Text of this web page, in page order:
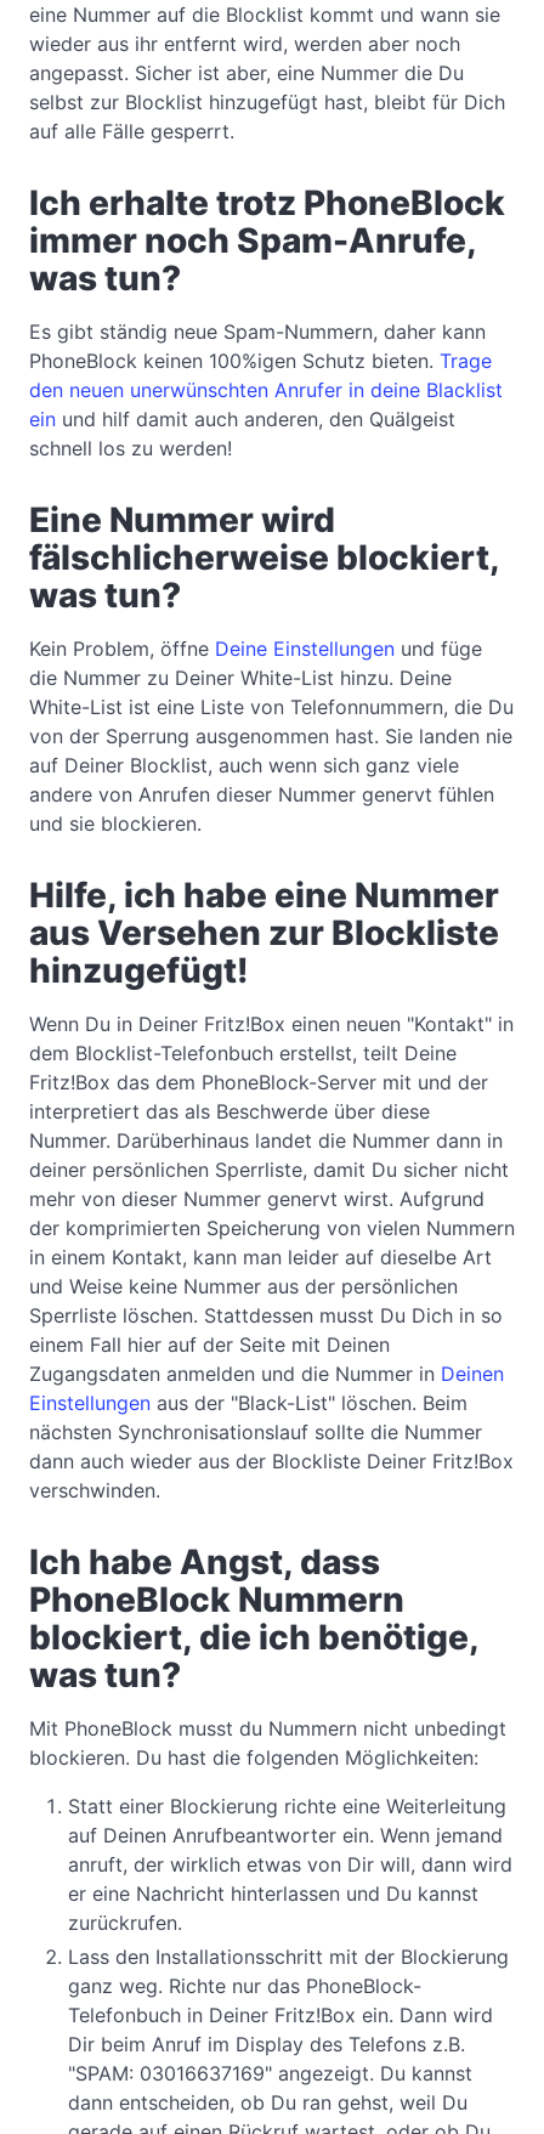
eine Nummer auf die Blocklist kommt und wann sie
wieder aus ihr entfernt wird, werden aber noch
angepasst. Sicher ist aber, eine Nummer die Du
selbst zur Blocklist hinzugefügt hast, bleibt für Dich
auf alle Fälle gesperrt.
Ich erhalte trotz PhoneBlock
immer noch Spam-Anrufe,
was tun?
Es gibt ständig neue Spam-Nummern, daher kann
PhoneBlock keinen 100%igen Schutz bieten. Trage
den neuen unerwünschten Anrufer in deine Blacklist
ein und hilf damit auch anderen, den Quälgeist
schnell los zu werden!
Eine Nummer wird
fälschlicherweise blockiert,
was tun?
Kein Problem, öffne Deine Einstellungen und füge
die Nummer zu Deiner White-List hinzu. Deine
White-List ist eine Liste von Telefonnummern, die Du
von der Sperrung ausgenommen hast. Sie landen nie
auf Deiner Blocklist, auch wenn sich ganz viele
andere von Anrufen dieser Nummer genervt fühlen
und sie blockieren.
Hilfe, ich habe eine Nummer
aus Versehen zur Blockliste
hinzugefügt!
Wenn Du in Deiner Fritz!Box einen neuen "Kontakt" in
dem Blocklist-Telefonbuch erstellst, teilt Deine
Fritz!Box das dem PhoneBlock-Server mit und der
interpretiert das als Beschwerde über diese
Nummer. Darüberhinaus landet die Nummer dann in
deiner persönlichen Sperrliste, damit Du sicher nicht
mehr von dieser Nummer genervt wirst. Aufgrund
der komprimierten Speicherung von vielen Nummern
in einem Kontakt, kann man leider auf dieselbe Art
und Weise keine Nummer aus der persönlichen
Sperrliste löschen. Stattdessen musst Du Dich in so
einem Fall hier auf der Seite mit Deinen
Zugangsdaten anmelden und die Nummer in Deinen
Einstellungen aus der "Black-List" löschen. Beim
nächsten Synchronisationslauf sollte die Nummer
dann auch wieder aus der Blockliste Deiner Fritz!Box
verschwinden.
Ich habe Angst, dass
PhoneBlock Nummern
blockiert, die ich benötige,
was tun?
Mit PhoneBlock musst du Nummern nicht unbedingt
blockieren. Du hast die folgenden Möglichkeiten:
Statt einer Blockierung richte eine Weiterleitung
auf Deinen Anrufbeantworter ein. Wenn jemand
anruft, der wirklich etwas von Dir will, dann wird
er eine Nachricht hinterlassen und Du kannst
zurückrufen.
Lass den Installationsschritt mit der Blockierung
ganz weg. Richte nur das PhoneBlock-
Telefonbuch in Deiner Fritz!Box ein. Dann wird
Dir beim Anruf im Display des Telefons z.B.
"SPAM: 03016637169" angezeigt. Du kannst
dann entscheiden, ob Du ran gehst, weil Du